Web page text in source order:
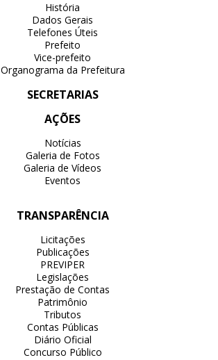
História
Dados Gerais
Telefones Úteis
Prefeito
Vice-prefeito
Organograma da Prefeitura
SECRETARIAS
AÇÕES
Notícias
Galeria de Fotos
Galeria de Vídeos
Eventos
TRANSPARÊNCIA
Licitações
Publicações
PREVIPER
Legislações
Prestação de Contas
Patrimônio
Tributos
Contas Públicas
Diário Oficial
Concurso Público